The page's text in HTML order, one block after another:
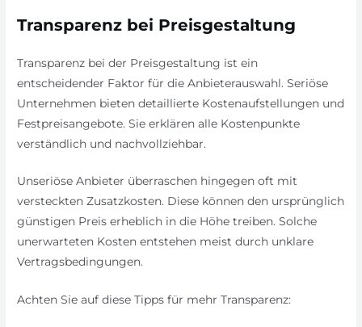
Transparenz bei Preisgestaltung
Transparenz bei der Preisgestaltung ist ein
entscheidender Faktor für die Anbieterauswahl. Seriöse
Unternehmen bieten detaillierte Kostenaufstellungen und
Festpreisangebote. Sie erklären alle Kostenpunkte
verständlich und nachvollziehbar.
Unseriöse Anbieter überraschen hingegen oft mit
versteckten Zusatzkosten. Diese können den ursprünglich
günstigen Preis erheblich in die Höhe treiben. Solche
unerwarteten Kosten entstehen meist durch unklare
Vertragsbedingungen.
Achten Sie auf diese Tipps für mehr Transparenz: